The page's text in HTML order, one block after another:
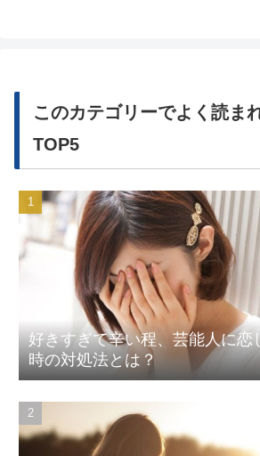
このカテゴリーでよく読ま
TOP5
好きすぎて辛い程、芸能人に恋
時の対処法とは？